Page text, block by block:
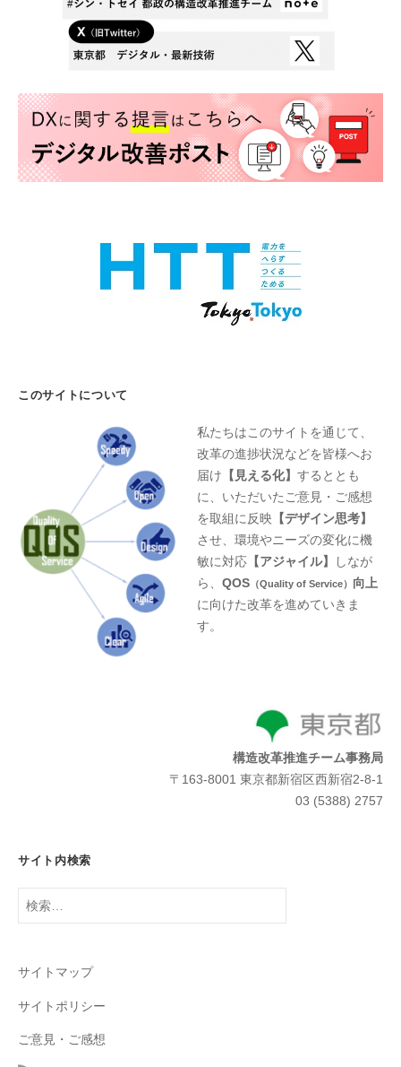
このサイトについて
私たちはこのサイトを通じて、
改革の進捗状況などを皆様へお
届け 【見える化】するととも
に、いただいたご意見・ご感想
を取組に反映 【デザイン思考】
させ、環境やニーズの変化に機
敏に対応 【アジャイル】
しなが
ら、QOS （Quality of Service） 向上
に向けた改革を進めていきま
す。
構造改革推進チーム事務局
〒163-8001 東京都新宿区西新宿2-8-1
03 (5388) 2757
サイト内検索
検
サイトマップ
サイトポリシー
ご意見・ご感想